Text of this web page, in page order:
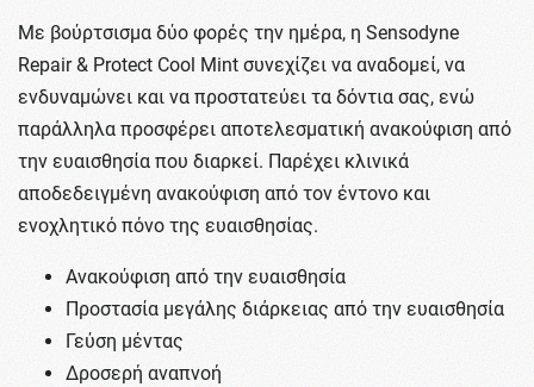
Με βούρτσισμα δύο φορές την ημέρα, η Sensodyne
Repair & Protect Cool Mint συνεχίζει να αναδομεί, να
ενδυναμώνει και να προστατεύει τα δόντια σας, ενώ
παράλληλα προσφέρει αποτελεσματική ανακούφιση από
την ευαισθησία που διαρκεί. Παρέχει κλινικά
αποδεδειγμένη ανακούφιση από τον έντονο και
ενοχλητικό πόνο της ευαισθησίας.
Ανακούφιση από την ευαισθησία
Προστασία μεγάλης διάρκειας από την ευαισθησία
Γεύση μέντας
Δροσερή αναπνοή